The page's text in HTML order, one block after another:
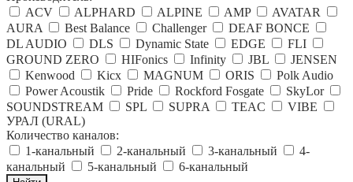
ACV
ALPHARD ALPINE AMP
AVATAR
AURA
Best Balance Challenger
DEAF BONCE
DL AUDIO
DLS Dynamic State EDGE
FLI
GROUND ZERO
HIFonics Infinity JBL
JENSEN
Kenwood
Kicx MAGNUM ORIS
Polk Audio
Power Acoustik
Pride Rockford Fosgate
SkyLor
SOUNDSTREAM
SPL SUPRA TEAC
VIBE
УРАЛ (URAL)
Количество каналов:
1-канальный
2-канальный 3-канальный
4-
канальный
5-канальный 6-канальный